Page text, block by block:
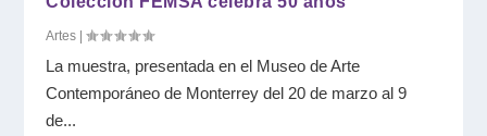
Artes |
La muestra, presentada en el Museo de Arte
Contemporáneo de Monterrey del 20 de marzo al 9
de...